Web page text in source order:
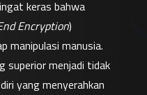
keras bahwa
Encryption)
manipulasi manusia.
superior menjadi tidak
yang menyerahkan